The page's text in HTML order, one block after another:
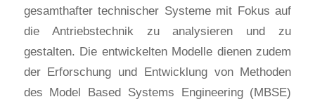
gesamthafter technischer Systeme mit Fokus auf
die Antriebstechnik zu analysieren und zu
gestalten. Die entwickelten Modelle dienen zudem
der Erforschung und Entwicklung von Methoden
des Model Based Systems Engineering (MBSE)